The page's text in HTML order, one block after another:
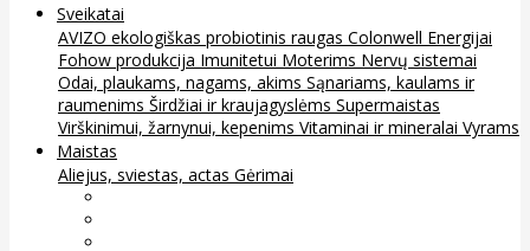
Sveikatai
AVIZO ekologiškas probiotinis raugas Colonwell Energijai
Fohow produkcija Imunitetui Moterims Nervų sistemai
Odai, plaukams, nagams, akims Sąnariams, kaulams ir
raumenims Širdžiai ir kraujagyslėms Supermaistas
Virškinimui, žarnynui, kepenims Vitaminai ir mineralai Vyrams
Maistas
Aliejus, sviestas, actas Gėrimai